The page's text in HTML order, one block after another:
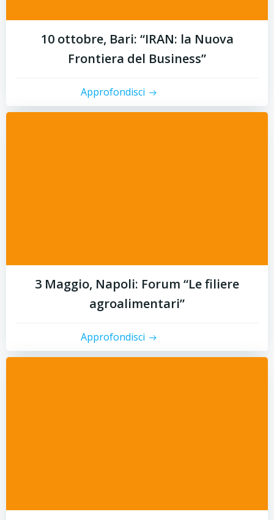
10 ottobre, Bari: “IRAN: la Nuova
Frontiera del Business”
Approfondisci
3 Maggio, Napoli: Forum “Le filiere
agroalimentari”
Approfondisci